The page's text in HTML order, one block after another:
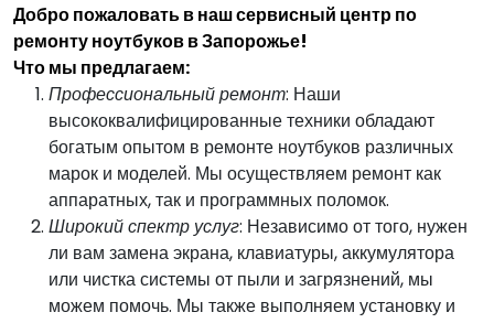
Добро пожаловать в наш сервисный центр по
ремонту ноутбуков в Запорожье!
Что мы предлагаем:
Профессиональный ремонт: Наши
высококвалифицированные техники обладают
богатым опытом в ремонте ноутбуков различных
марок и моделей. Мы осуществляем ремонт как
аппаратных, так и программных поломок.
Широкий спектр услуг: Независимо от того, нужен
ли вам замена экрана, клавиатуры, аккумулятора
или чистка системы от пыли и загрязнений, мы
можем помочь. Мы также выполняем установку и